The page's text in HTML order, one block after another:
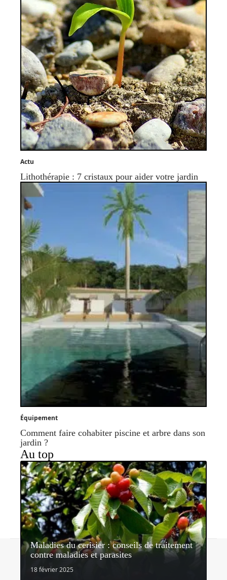
Actu
Lithothérapie : 7 cristaux pour aider votre jardin
Équipement
Comment faire cohabiter piscine et arbre dans son
jardin ?
Au top
Maladies du cerisier : conseils de traitement
contre maladies et parasites
18 février 2025© 2026 | lemondedujardin.com
Contact Mentions légales Sitemap